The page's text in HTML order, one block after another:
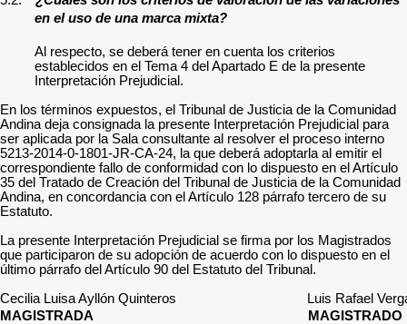
en el uso de una marca mixta?
Al respecto, se deberá tener en cuenta los criterios
establecidos en el Tema 4 del Apartado E de la presente
Interpretación Prejudicial.
En los términos expuestos, el Tribunal de Justicia de la Comunidad
Andina deja consignada la presente Interpretación Prejudicial para
ser aplicada por la Sala consultante al resolver el proceso interno
5213-2014-0-1801-JR-CA-24, la que deberá adoptarla al emitir el
correspondiente fallo de conformidad con lo dispuesto en el Artículo
35 del Tratado de Creación del Tribunal de Justicia de la Comunidad
Andina, en concordancia con el Artículo 128 párrafo tercero de su
Estatuto.
La presente Interpretación Prejudicial se firma por los Magistrados
que participaron de su adopción de acuerdo con lo dispuesto en el
último párrafo del Artículo 90 del Estatuto del Tribunal.
Cecilia Luisa Ayllón Quinteros Luis Rafael
MAGISTRADA MAGISTRADO